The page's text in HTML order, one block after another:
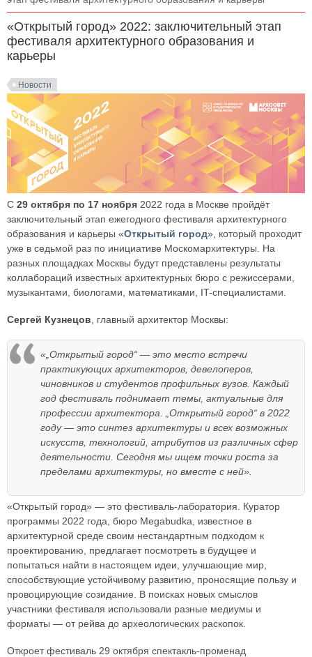
«Открытый город» 2022: заключительный этап
фестиваля архитектурного образования и
карьеры
Новости
С 29 октября по 17 ноября 2022 года в Москве пройдёт
заключительный этап ежегодного фестиваля архитектурного
образования и карьеры «Открытый город», который проходит
уже в седьмой раз по инициативе Москомархитектуры. На
разных площадках Москвы будут представлены результаты
коллабораций известных архитектурных бюро с режиссерами,
музыкантами, биологами, математиками, IT-специалистами.
Сергей Кузнецов , главный архитектор Москвы:
«„Открытый город“ — это место встречи
практикующих архитекторов, девелоперов,
чиновников и студентов профильных вузов. Каждый
год фестиваль поднимает темы, актуальные для
профессии архитектора. „Открытый город“ в 2022
году — это синтез архитектуры и всех возможных
искусств, технологий, атрибутов из различных сфер
деятельности. Сегодня мы ищем точки роста за
пределами архитектуры, но вместе с ней».
«Открытый город» — это фестиваль-лаборатория. Куратор
программы 2022 года, бюро Megabudka, известное в
архитектурной среде своим нестандартным подходом к
проектированию, предлагает посмотреть в будущее и
попытаться найти в настоящем идеи, улучшающие мир,
способствующие устойчивому развитию, проносящие пользу и
провоцирующие созидание. В поисках новых смыслов
участники фестиваля использовали разные медиумы и
форматы — от рейва до археологических раскопок.
Откроет фестиваль 29 октября спектакль-променад